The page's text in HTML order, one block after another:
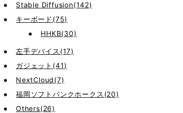
Stable Diffusion(142)
キーボード(75)
HHKB(30)
左手デバイス(17)
ガジェット(41)
NextCloud(7)
福岡ソフトバンクホークス(20)
Others(26)